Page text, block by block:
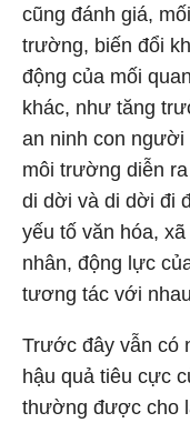
cũng đánh giá,
trường, biến đổi
động của mối
khác, như tăng
an ninh con
môi trường diễn
di dời và di dời đi
yếu tố văn hóa,
nhân, động lực
tương tác với
Trước đây vẫn có
hậu quả tiêu cực
thường được cho